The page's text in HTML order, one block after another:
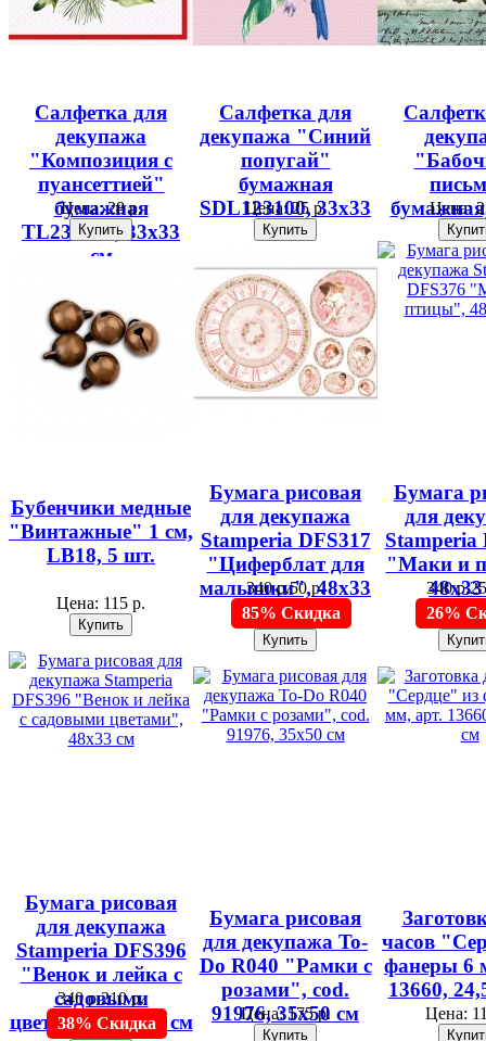
Салфетка для
декупажа
"Композиция с
пуансеттией"
бумажная
TL233200, 33х33
см
Цена:28 р.
Салфетка для
декупажа "Синий
попугай"
бумажная
SDL123100, 33х33
см
Цена:25 р.
см
Цена:
Бубенчики медные
"Винтажные" 1 см,
LB18, 5 шт.
Цена: 115 р.
Бумага рисовая
для декупажа
Stamperia DFS317
"Циферблат для
малышки", 48х33
см
340 р.50 р.
85% Скидка
Бумага
для
Stamperia
"Маки и
340 р.
26%
Бумага рисовая
для декупажа
Stamperia DFS396
"Венок и лейка с
садовыми
цветами", 48х33 см
340 р.210 р.
38% Скидка
Бумага рисовая
для декупажа To-
Do R040 "Рамки с
розами", cod.
91976, 35х50 см
Цена:175 р.
часов
фанеры 6
13660,
Цена: